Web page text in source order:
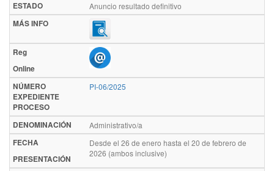
ESTADO
Anuncio resultado definitivo
MÁS INFO
Reg
Online
NÚMERO
EXPEDIENTE
PROCESO
PI-06/2025
DENOMINACIÓN
Administrativo/a
FECHA
PRESENTACIÓN
Desde el 26 de enero hasta el 20 de febrero de
2026 (ambos inclusive)